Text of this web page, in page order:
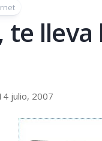
te
julio, 2007